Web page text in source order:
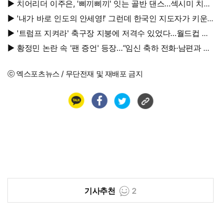
강탈'
▶ 치어리더 이주은, '삐끼삐끼' 잇는 골반 댄스…섹시미 치사
량
▶ '내가 바로 인도의 안세영!' 그런데 한국인 지도자가 키운
다
▶ '트럼프 지켜라' 축구장 지붕에 저격수 있었다…월드컵 결
승전 비화
▶ 황정민 논란 속 '팬 증언' 등장…“임신 축하 전화·남편과 식
ⓒ 엑스포츠뉴스 / 무단전재 및 재배포 금지
기사추천 2